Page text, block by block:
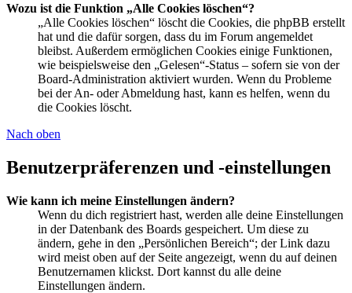
Wozu ist die Funktion „Alle Cookies löschen“?
„Alle Cookies löschen“ löscht die Cookies, die phpBB erstellt
hat und die dafür sorgen, dass du im Forum angemeldet
bleibst. Außerdem ermöglichen Cookies einige Funktionen,
wie beispielsweise den „Gelesen“-Status – sofern sie von der
Board-Administration aktiviert wurden. Wenn du Probleme
bei der An- oder Abmeldung hast, kann es helfen, wenn du
die Cookies löscht.
Nach oben
Benutzerpräferenzen und -einstellungen
Wie kann ich meine Einstellungen ändern?
Wenn du dich registriert hast, werden alle deine Einstellungen
in der Datenbank des Boards gespeichert. Um diese zu
ändern, gehe in den „Persönlichen Bereich“; der Link dazu
wird meist oben auf der Seite angezeigt, wenn du auf deinen
Benutzernamen klickst. Dort kannst du alle deine
Einstellungen ändern.